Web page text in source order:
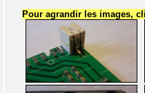
Pour agrandir les images,